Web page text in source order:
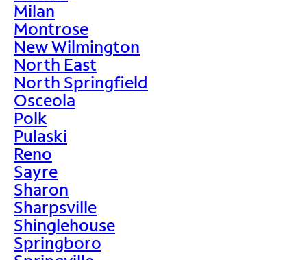
Milan
Montrose
New Wilmington
North East
North Springfield
Osceola
Polk
Pulaski
Reno
Sayre
Sharon
Sharpsville
Shinglehouse
Springboro